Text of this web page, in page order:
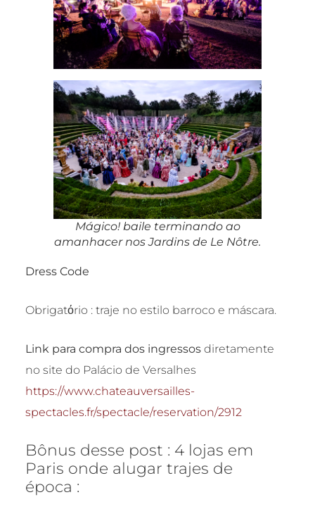
Mágico! baile terminando ao
amanhacer nos Jardins de Le Nôtre.
Dress Code
Obrigatόrio : traje no estilo barroco e máscara.
Link para compra dos ingressos diretamente
no site do Palácio de Versalhes
https://www.chateauversailles-
spectacles.fr/spectacle/reservation/2912
Bônus desse post : 4 lojas em
Paris onde alugar trajes de
época :